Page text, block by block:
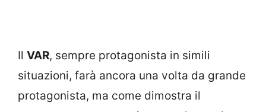
Il VAR, sempre protagonista in simili
situazioni, farà ancora una volta da grande
protagonista, ma come dimostra il